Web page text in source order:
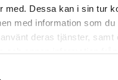
med. Dessa kan i sin tur
med information som
deras tjänster, samt
och skapa ditt konto